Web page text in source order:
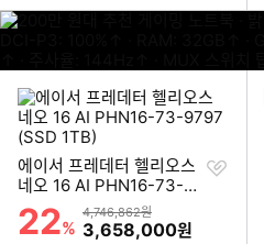
에이서 프레데터 헬리오스
네오 16 AI PHN16-73-9
797 (SSD 1TB)
할인률
22%
상품금액
4,746,862원
할인금액
3,658,000원
찜